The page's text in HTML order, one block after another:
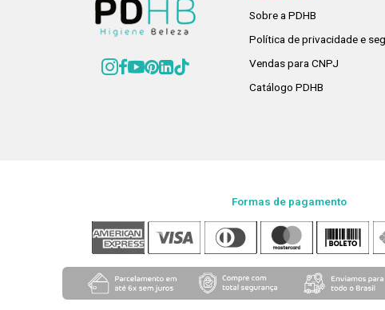
Sobre a PDHB
Política de privacidade e
Vendas para CNPJ
Catálogo PDHB
Formas de pagamento